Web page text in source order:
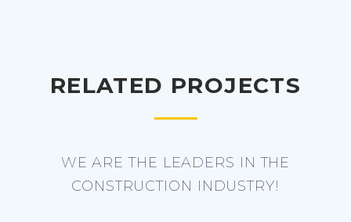
RELATED PROJECTS
WE ARE THE LEADERS IN THE
CONSTRUCTION INDUSTRY!